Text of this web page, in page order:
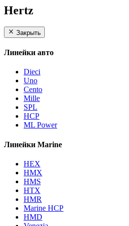
Hertz
Закрыть
Линейки авто
Dieci
Uno
Cento
Mille
SPL
HCP
ML Power
Линейки Marine
HEX
HMX
HMS
HTX
HMR
Marine HCP
HMD